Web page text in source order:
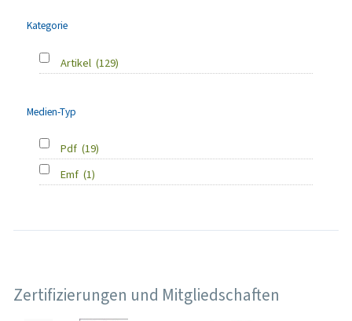
Kategorie
Artikel (129)
Medien-Typ
Pdf (19)
Emf (1)
Zertifizierungen und Mitgliedschaften